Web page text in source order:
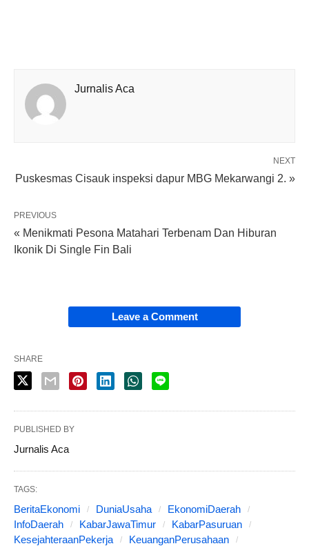
Jurnalis Aca
NEXT
Puskesmas Cisauk inspeksi dapur MBG Mekarwangi 2. »
PREVIOUS
« Menikmati Pesona Matahari Terbenam Dan Hiburan
Ikonik Di Single Fin Bali
Leave a Comment
SHARE
PUBLISHED BY
Jurnalis Aca
TAGS:
BeritaEkonomi DuniaUsaha
EkonomiDaerah
InfoDaerah
KabarJawaTimur
KabarPasuruan
KesejahteraanPekerja
KeuanganPerusahaan